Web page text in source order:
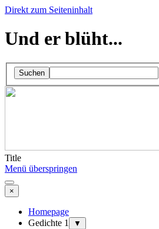
Direkt zum Seiteninhalt
Und er blüht...
Suchen
Title
Menü überspringen
×
Homepage
Gedichte 1
▼